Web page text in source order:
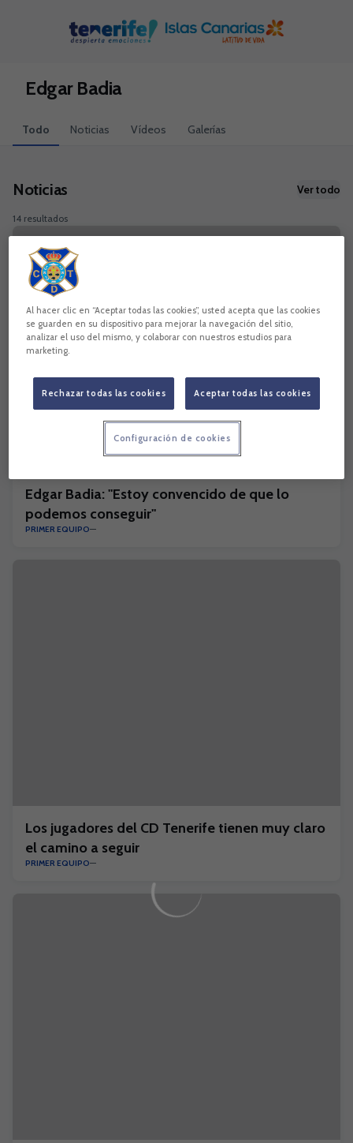
Edgar Badia
Todo Noticias Vídeos Galerías
Noticias Ver todo
14 resultados
Edgar Badia: "Estoy convencido de que lo
podemos conseguir"
PRIMER EQUIPO
Los jugadores del CD Tenerife tienen muy claro
el camino a seguir
PRIMER EQUIPO
Al hacer clic en “Aceptar todas las cookies”, usted acepta que las cookies
se guarden en su dispositivo para mejorar la navegación del sitio,
analizar el uso del mismo, y colaborar con nuestros estudios para
marketing.
Rechazar todas las cookies Aceptar todas las cookies
Configuración de cookies